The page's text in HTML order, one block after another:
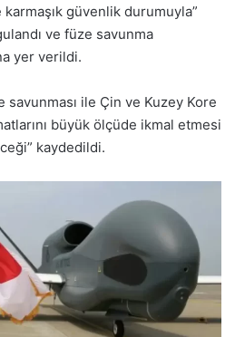
karmaşık güvenlik durumuyla”
ve füze savunma
yer verildi.
savunması ile Çin ve Kuzey Kore
büyük ölçüde ikmal etmesi
kaydedildi.